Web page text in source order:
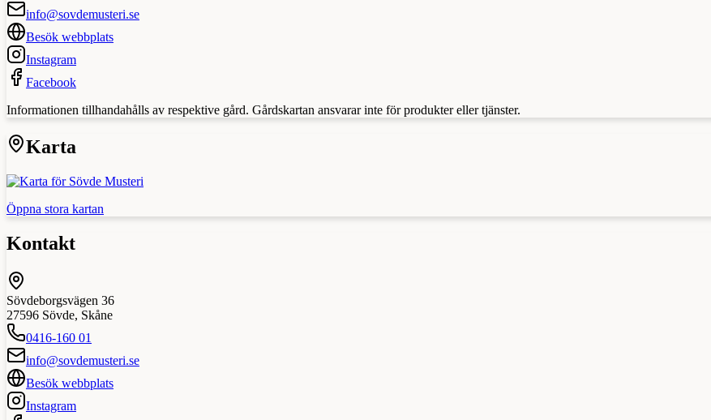
info@sovdemusteri.se
Besök webbplats
Instagram
Facebook
Informationen tillhandahålls av respektive gård. Gårdskartan ansvarar inte för produkter eller tjänster.
Karta
Öppna stora kartan
Kontakt
Sövdeborgsvägen 36
27596 Sövde, Skåne
0416-160 01
info@sovdemusteri.se
Besök webbplats
Instagram